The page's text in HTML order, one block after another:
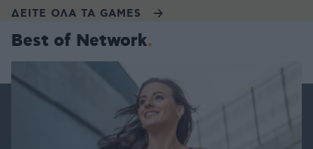
ΔΕΙΤΕ ΟΛΑ ΤΑ GAMES
Best of Network